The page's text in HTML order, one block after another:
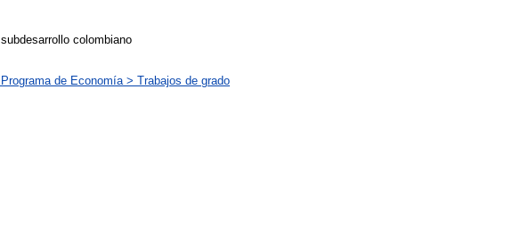
colombiano
de Economía > Trabajos de grado